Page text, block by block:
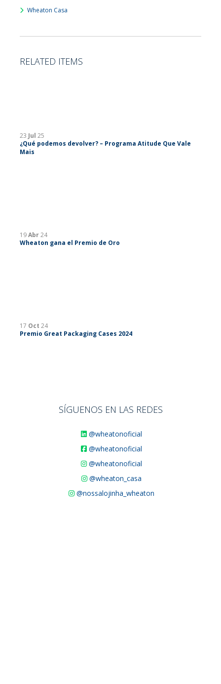
Wheaton Casa
RELATED ITEMS
23 Jul 25
¿Qué podemos devolver? – Programa Atitude Que Vale
Mais
19Abr24
Wheaton gana el Premio de Oro
17 Oct 24
Premio Great Packaging Cases 2024
SÍGUENOS EN LAS REDES
@wheatonoficial
@wheatonoficial
@wheatonoficial
@wheaton_casa
@nossalojinha_wheaton